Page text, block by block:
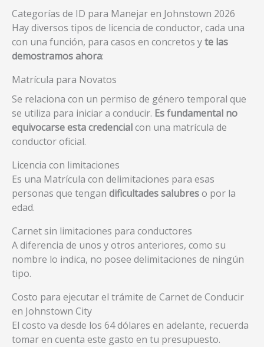
Categorías de ID para Manejar en Johnstown 2026
Hay diversos tipos de licencia de conductor, cada una
con una función, para casos en concretos yte las
demostramos ahora:
Matrícula para Novatos
Se relaciona con un permiso de género temporal que
se utiliza para iniciar a conducir. Es fundamental no
equivocarse esta credencialcon una matrícula de
conductor oficial.
Licencia con limitaciones
Es una Matrícula con delimitaciones para esas
personas que tengan dificultades salubreso por la
edad.
Carnet sin limitaciones para conductores
A diferencia de unos y otros anteriores, como su
nombre lo indica, no posee delimitaciones de ningún
tipo.
Costo para ejecutar el trámite de Carnet de Conducir
en Johnstown City
El costo va desde los 64 dólares en adelante, recuerda
tomar en cuenta este gasto en tu presupuesto.